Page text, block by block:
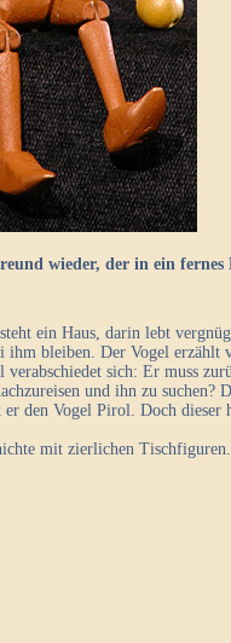
wieder, der in ein fernes
ein Haus, darin lebt
bleiben. Der Vogel erzählt
sich: Er muss
und ihn zu suchen?
den Vogel Pirol. Doch dieser
mit zierlichen Tischfiguren.